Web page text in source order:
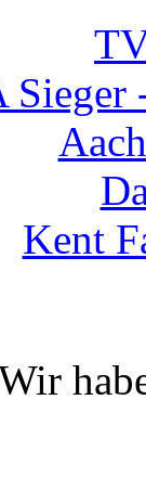
Sieger
Kent